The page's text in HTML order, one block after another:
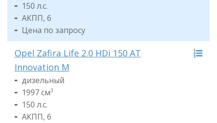
150 л.с.
АКПП, 6
Цена по запросу
Opel Zafira Life 2.0 HDi 150 AT
Innovation M
дизельный
1997 см3
150 л.с.
АКПП, 6